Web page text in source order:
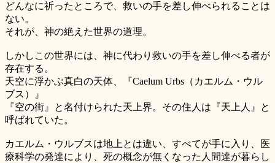
どんなに祈ったところで、救いの手を差し伸べられることは
ない。
それが、神の絶えた世界の道理。
しかしこの世界には、神に代わり救いの手を差し伸べる者が
存在する。
天空に浮かぶ真白の天体、『Caelum Urbs（カエルム・ウル
ブス）』
『空の街』と名付けられた天上界。その住人は『天上人』と
呼ばれていた。
カエルム・ウルブスは地上とは違い、すべてが手に入り、医
療科学の発達により、死の概念が無くなった人間達が暮らし